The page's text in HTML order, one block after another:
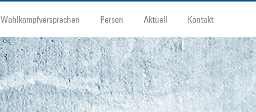
Wahlkampfversprechen Person Aktuell Kontakt